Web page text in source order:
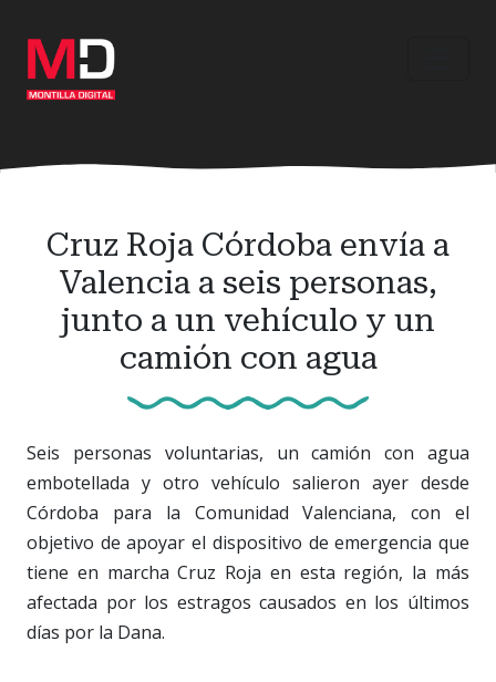
contenido
principal
Cruz Roja Córdoba envía a
Valencia a seis personas,
junto a un vehículo y un
camión con agua
Seis personas voluntarias, un camión con agua
embotellada y otro vehículo salieron ayer desde
Córdoba para la Comunidad Valenciana, con el
objetivo de apoyar el dispositivo de emergencia que
tiene en marcha Cruz Roja en esta región, la más
afectada por los estragos causados en los últimos
días por la Dana.